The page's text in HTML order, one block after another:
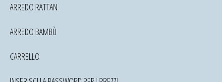
ARREDO RATTAN
ARREDO BAMBÙ
CARRELLO